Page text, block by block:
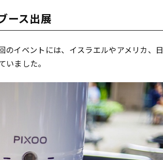
ース出展
イベントには、イスラエルやアメリカ、日
ました。